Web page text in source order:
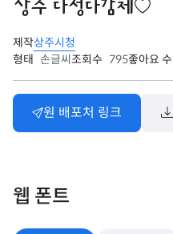
상주 다정다감체
제작상주시청
형태 손글씨조회수 795좋아요 수
원 배포처 링크
웹 폰트